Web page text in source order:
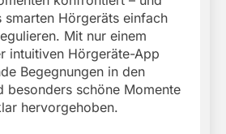
smarten Hörgeräts einfach
Mit nur einem
intuitiven Hörgeräte-App
Begegnungen in den
besonders schöne Momente
hervorgehoben.